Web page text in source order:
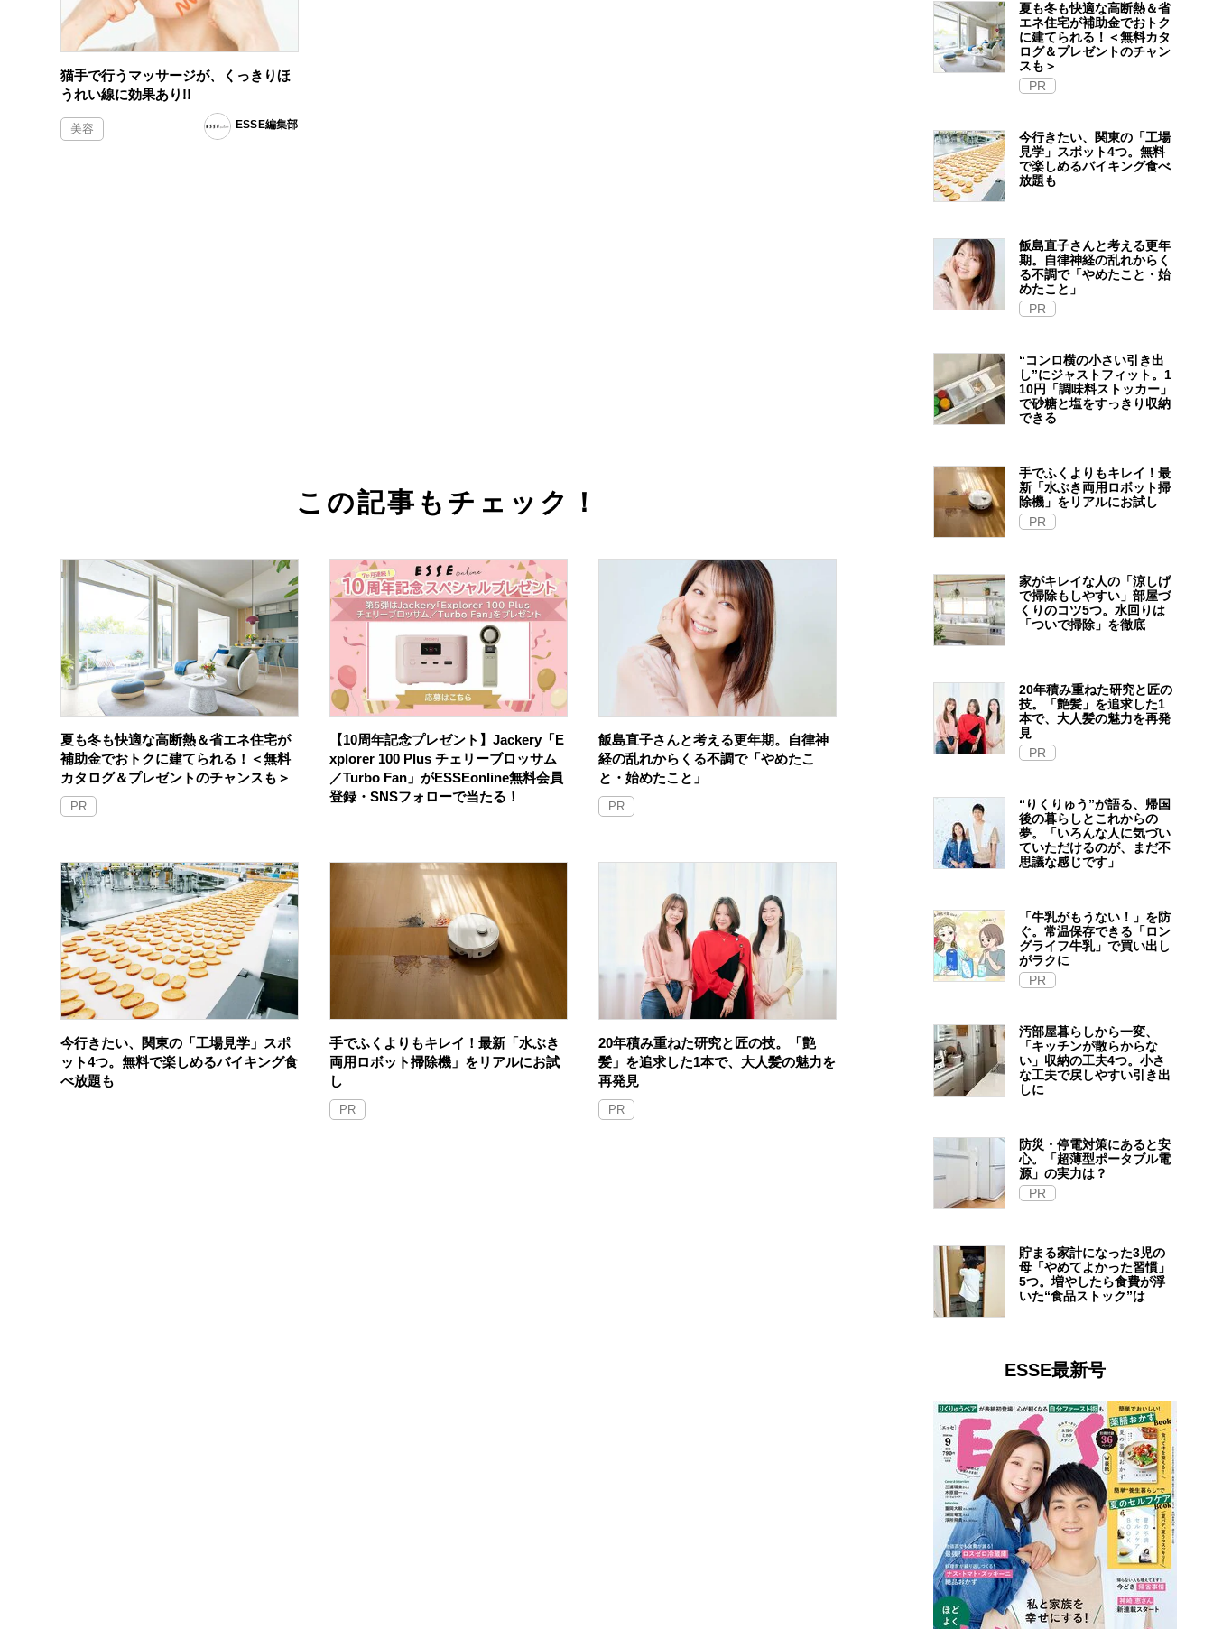
猫手で行うマッサージが、くっきりほ
うれい線に効果あり!!
美容 ESSE編集部
この記事もチェック！
夏も冬も快適な高断熱＆省エネ住宅が
補助金でおトクに建てられる！＜無料
カタログ＆プレゼントのチャンスも＞
PR
【10周年記念プレゼント】Jackery「E
xplorer 100 Plus チェリーブロッサム
／Turbo Fan」がESSEonline無料会員
登録・SNSフォローで当たる！
飯島直子さんと考える更年期。自律神
経の乱れからくる不調で「やめたこ
と・始めたこと」
PR
今行きたい、関東の「工場見学」スポ
ット4つ。無料で楽しめるバイキング食
べ放題も
手でふくよりもキレイ！最新「水ぶき
両用ロボット掃除機」をリアルにお試
し
PR
20年積み重ねた研究と匠の技。「艶
髪」を追求した1本で、大人髪の魅力を
再発見
PR
夏も冬も快適な高断熱＆省
エネ住宅が補助金でおトク
に建てられる！＜無料カタ
ログ＆プレゼントのチャン
スも＞
PR
今行きたい、関東の「工場
見学」スポット4つ。無料
で楽しめるバイキング食べ
放題も
飯島直子さんと考える更年
期。自律神経の乱れからく
る不調で「やめたこと・始
めたこと」
PR
“コンロ横の小さい引き出
し”にジャストフィット。1
10円「調味料ストッカー」
で砂糖と塩をすっきり収納
できる
手でふくよりもキレイ！最
新「水ぶき両用ロボット掃
除機」をリアルにお試し
PR
家がキレイな人の「涼しげ
で掃除もしやすい」部屋づ
くりのコツ5つ。水回りは
「ついで掃除」を徹底
20年積み重ねた研究と匠の
技。「艶髪」を追求した1
本で、大人髪の魅力を再発
見
PR
“りくりゅう”が語る、帰国
後の暮らしとこれからの
夢。「いろんな人に気づい
ていただけるのが、まだ不
思議な感じです」
「牛乳がもうない！」を防
ぐ。常温保存できる「ロン
グライフ牛乳」で買い出し
がラクに
PR
汚部屋暮らしから一変、
「キッチンが散らからな
い」収納の工夫4つ。小さ
な工夫で戻しやすい引き出
しに
防災・停電対策にあると安
心。「超薄型ポータブル電
源」の実力は？​
PR
貯まる家計になった3児の
母「やめてよかった習慣」
5つ。増やしたら食費が浮
いた“食品ストック”は
ESSE最新号